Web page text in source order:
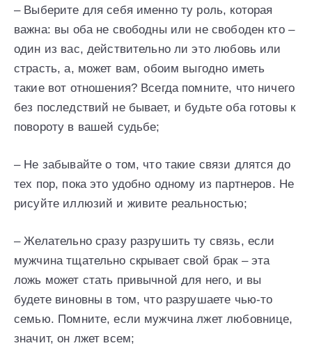
– Выберите для себя именно ту роль, которая
важна: вы оба не свободны или не свободен кто –
один из вас, действительно ли это любовь или
страсть, а, может вам, обоим выгодно иметь
такие вот отношения? Всегда помните, что ничего
без последствий не бывает, и будьте оба готовы к
повороту в вашей судьбе;
– Не забывайте о том, что такие связи длятся до
тех пор, пока это удобно одному из партнеров. Не
рисуйте иллюзий и живите реальностью;
– Желательно сразу разрушить ту связь, если
мужчина тщательно скрывает свой брак – эта
ложь может стать привычной для него, и вы
будете виновны в том, что разрушаете чью-то
семью. Помните, если мужчина лжет любовнице,
значит, он лжет всем;